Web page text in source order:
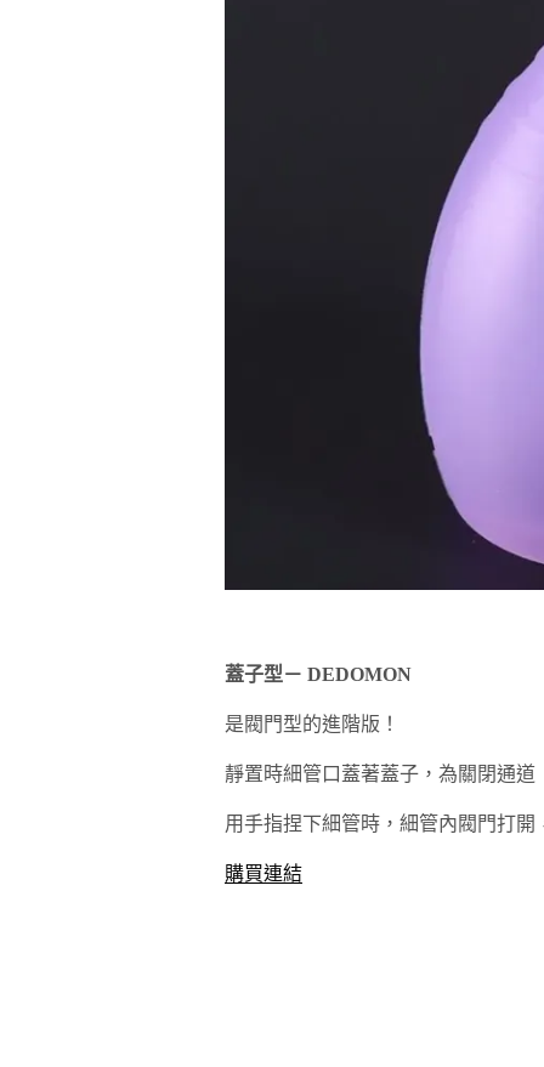
蓋子型－DEDOMON
是閥門型的進階版！
靜置時細管口蓋著蓋子，為關閉通道
用手指捏下細管時，細管內閥門打
購買連結